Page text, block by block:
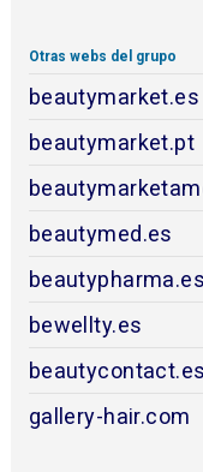
Otras webs del grupo
beautymarket.es
beautymarket.pt
beautymed.es
beautypharma.es
bewellty.es
beautycontact.es
gallery-hair.com